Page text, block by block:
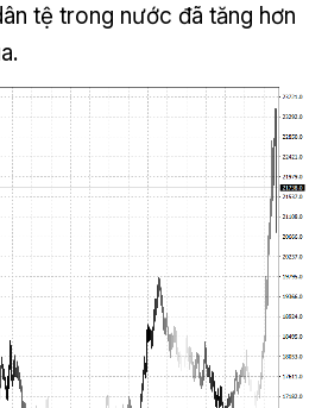
tệ trong nước đã tăng hơn